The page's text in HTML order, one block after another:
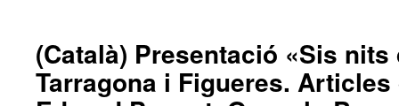
(Català) Presentació «Sis nits
Tarragona i Figueres. Articles